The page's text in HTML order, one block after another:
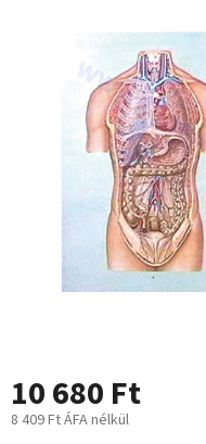
10 680 Ft
8 409 Ft ÁFA nélkül